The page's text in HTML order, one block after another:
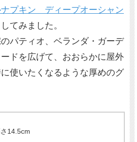
ナプキン ディープオーシャン
てみました。
パティオ、ベランダ・ガーデ
ドを広げて、おおらかに屋外
使いたくなるような厚めのグ
14.5cm